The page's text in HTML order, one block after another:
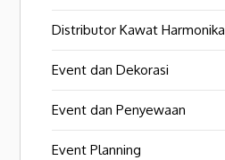
Distributor Kawat Harmonika
Event dan Dekorasi
Event dan Penyewaan
Event Planning